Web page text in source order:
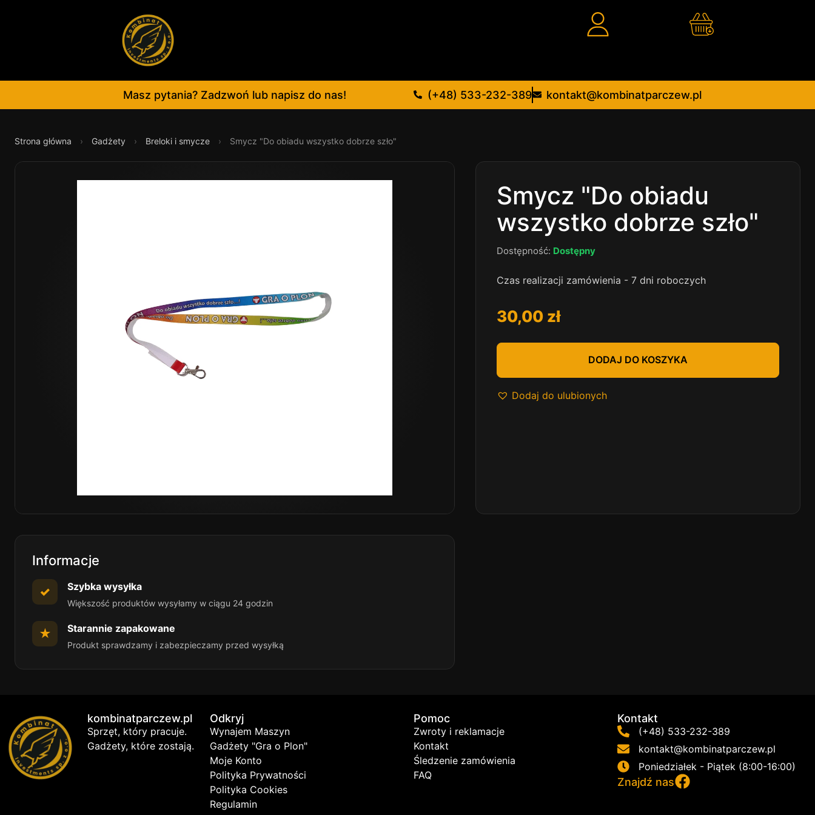
Masz pytania? Zadzwoń lub napisz do nas! (+48) 533-232-389 kontakt@kombinatparczew.pl
Strona główna › Gadżety › Breloki i smycze › Smycz "Do obiadu wszystko dobrze szło"
Smycz "Do obiadu
wszystko dobrze szło"
Dostępność: Dostępny
Czas realizacji zamówienia - 7 dni roboczych
30,00 zł
DODAJ DO KOSZYKA
Dodaj do ulubionych
Informacje
✓ Szybka wysyłka
Większość produktów wysyłamy w ciągu 24 godzin
★ Starannie zapakowane
Produkt sprawdzamy i zabezpieczamy przed wysyłką
kombinatparczew.pl
Sprzęt, który pracuje.
Gadżety, które zostają.
Odkryj
Wynajem Maszyn
Gadżety "Gra o Plon"
Moje Konto
Polityka Prywatności
Polityka Cookies
Regulamin
Pomoc
Zwroty i reklamacje
Kontakt
Śledzenie zamówienia
FAQ
Kontakt
(+48) 533-232-389
kontakt@kombinatparczew.pl
Poniedziałek - Piątek (8:00-16:00)
Znajdź nas